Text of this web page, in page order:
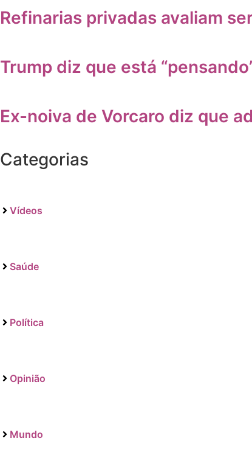
Refinarias privadas avaliam
Trump diz que está
Ex-noiva de Vorcaro diz que
Categorias
Vídeos
Saúde
Política
Opinião
Mundo